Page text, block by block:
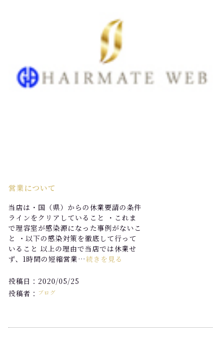
営業について
当店は・国（県）からの休業要請の条件
ラインをクリアしていること ・これま
で理容室が感染源になった事例がないこ
と ・以下の感染対策を徹底して行って
いること 以上の理由で当店では休業せ
ず、1時間の短縮営業… 続きを見る
投稿日：2020/05/25
投稿者： ブログ